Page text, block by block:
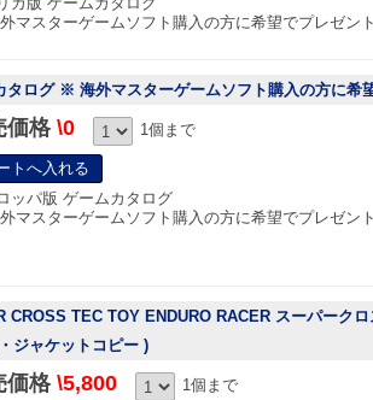
マスターゲームソフト購入の方に希望でプレゼント
ログ ※ 海外マスターゲームソフト購入の方に希
価格 \0 1個まで
ッパ版 ゲームカタログ
マスターゲームソフト購入の方に希望でプレゼント
CROSS TEC TOY ENDURO RACER スーパーク
ジャケットコピー )
価格 \5,800 1個まで